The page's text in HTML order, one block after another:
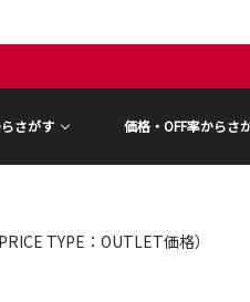
さがす 価格・OFF率からさ
TYPE：OUTLET価格）